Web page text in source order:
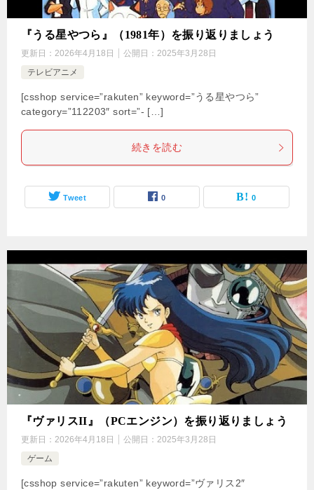
『うる星やつら』（1981年）を振り返りましょう
更新日： 2026年4月18日 公開日： 2025年3月28日
テレビアニメ
[csshop service=”rakuten” keyword=”うる星やつら”
category=”112203″ sort=”- […]
続きを読む
Tweet 0 0
『ヴァリスII』（PCエンジン）を振り返りましょう
更新日： 2026年4月18日 公開日： 2025年3月28日
ゲーム
[csshop service=”rakuten” keyword=”ヴァリス2″